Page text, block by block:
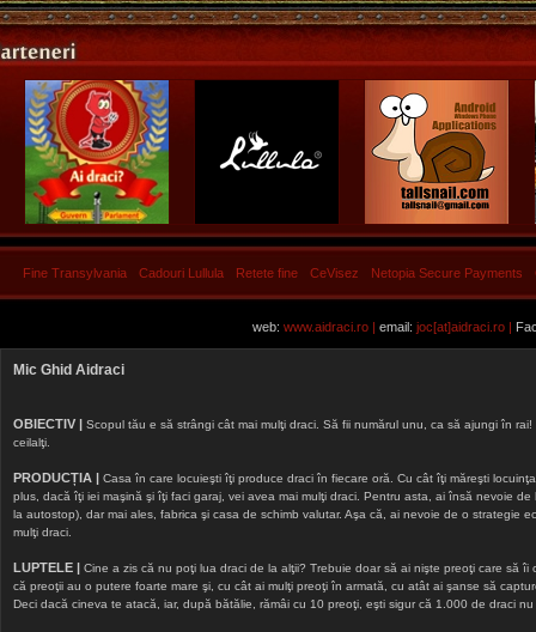
Fine Transylvania Cadouri Lullula Retete fine CeVisez Netopia Secure Payments
web: www.aidraci.ro | email: joc[at]aidraci.ro |
Mic Ghid Aidraci
OBIECTIV | Scopul tău e să strângi cât mai mulţi draci. Să fii numărul unu, ca să ajungi în
ceilalţi.
PRODUCȚIA | Casa în care locuieşti îţi produce draci în fiecare oră. Cu cât îţi măreşti
plus, dacă îţi iei maşină şi îţi faci garaj, vei avea mai mulţi draci. Pentru asta, ai însă nevoie
la autostop), dar mai ales, fabrica şi casa de schimb valutar. Aşa că, ai nevoie de o strategie
mulţi draci.
LUPTELE | Cine a zis că nu poţi lua draci de la alţii? Trebuie doar să ai nişte preoţi care să
că preoţii au o putere foarte mare şi, cu cât ai mulţi preoţi în armată, cu atât ai şanse să
Deci dacă cineva te atacă, iar, după bătălie, rămâi cu 10 preoţi, eşti sigur că 1.000 de draci